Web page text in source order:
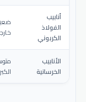
أنابيب
الفولاذ
الكربوني
الأنابيب
الخرسانية